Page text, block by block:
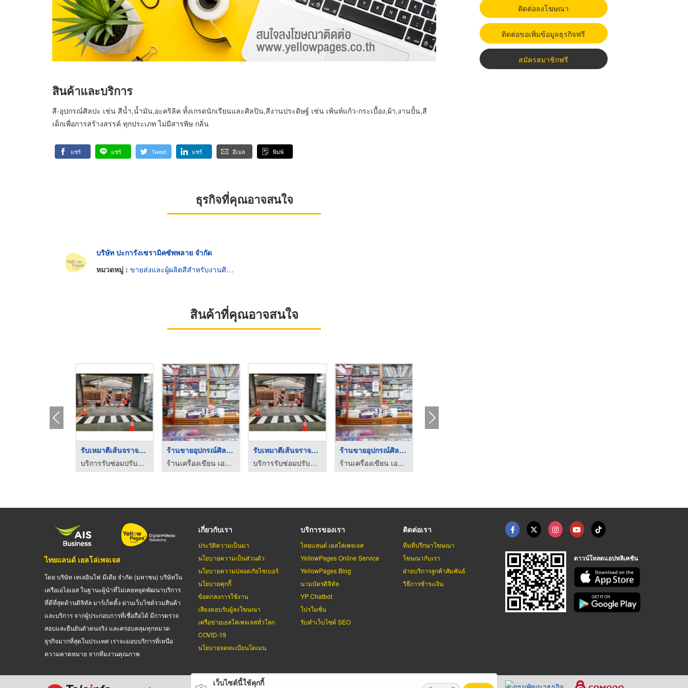
สินค้าและบริการ
สี-อุปกรณ์ศิลปะ เช่น สีน้ำ,น้ำมัน,อะคริลิค ทั้งเกรดนักเรียนและศิลปิน,สีงานประดิษฐ์ เช่น เพ้นท์แก้ว-กระเบื้อง,ผ้า,งานปั้น,สี
เด็กเพื่อการสร้างสรรค์ ทุกประเภท ไม่มีสารพิษ กลิ่น
แชร์ แชร์ Tweet แชร์ อีเมล พิมพ์
ธุรกิจที่คุณอาจสนใจ
บริษัท ปะการังเซรามิคซัพพลาย จำกัด
หมวดหมู่ : ขายส่งและผู้ผลิตสีสำหรับงานศิลปะ
สินค้าที่คุณอาจสนใจ
รับเหมาตีเส้นจราจรโร ...
บริการรับซ่อมปรับปรุงโรงงาน - เอ็มซี เซอร์วิส เซลแอนด์เทรด
ร้านขายอุปกรณ์ศิลปะ ...
ร้านเครื่องเขียน เอกมัย เอกสยามพัฒนา
รับเหมาตีเส้นจราจรโร ...
บริการรับซ่อมปรับปรุงโรงงาน - เอ็มซี เซอร์วิส เซลแอนด์เทรด
ร้านขายอุปกรณ์ศิลปะ ...
ร้านเครื่องเขียน เอกมัย เอกสยามพัฒนา
ติดต่อลงโฆษณา
ติดต่อขอเพิ่มข้อมูลธุรกิจฟรี
สมัครสมาชิกฟรี
ไทยแลนด์ เยลโล่เพจเจส
โดย บริษัท เทเลอินโฟ มีเดีย จำกัด (มหาชน) บริษัทใน
เครือเอไอเอส ในฐานะผู้นำที่ไม่เคยหยุดพัฒนาบริการ
ที่ดีที่สุดด้านดิจิทัล มาร์เก็ตติ้ง ผ่านเว็บไซต์รวมสินค้า
และบริการ จากผู้ประกอบการที่เชื่อถือได้ มีการตรวจ
สอบและยืนยันตัวตนจริง และครอบคลุมทุกหมวด
ธุรกิจมากที่สุดในประเทศ เราจะมอบบริการที่เหนือ
ความคาดหมาย จากทีมงานคุณภาพ
เกี่ยวกับเรา
ประวัติความเป็นมา
นโยบายความเป็นส่วนตัว
นโยบายความปลอดภัยไซเบอร์
นโยบายคุกกี้
ข้อตกลงการใช้งาน
เสียงตอบรับผู้ลงโฆษณา
เครือข่ายเยลโล่เพจเจสทั่วโลก
COVID-19
นโยบายจดทะเบียนโดเมน
บริการของเรา
ไทยแลนด์ เยลโล่เพจเจส
YellowPages Online Service
YellowPages Blog
นามบัตรดิจิทัล
YP Chatbot
โปรโมชั่น
รับทำเว็บไซต์ SEO
ติดต่อเรา
ทีมที่ปรึกษาโฆษณา
โฆษณากับเรา
ฝ่ายบริการลูกค้าสัมพันธ์
วิธีการชำระเงิน
ดาวน์โหลดแอปพลิเคชัน
เว็บไซต์นี้ใช้คุกกี้